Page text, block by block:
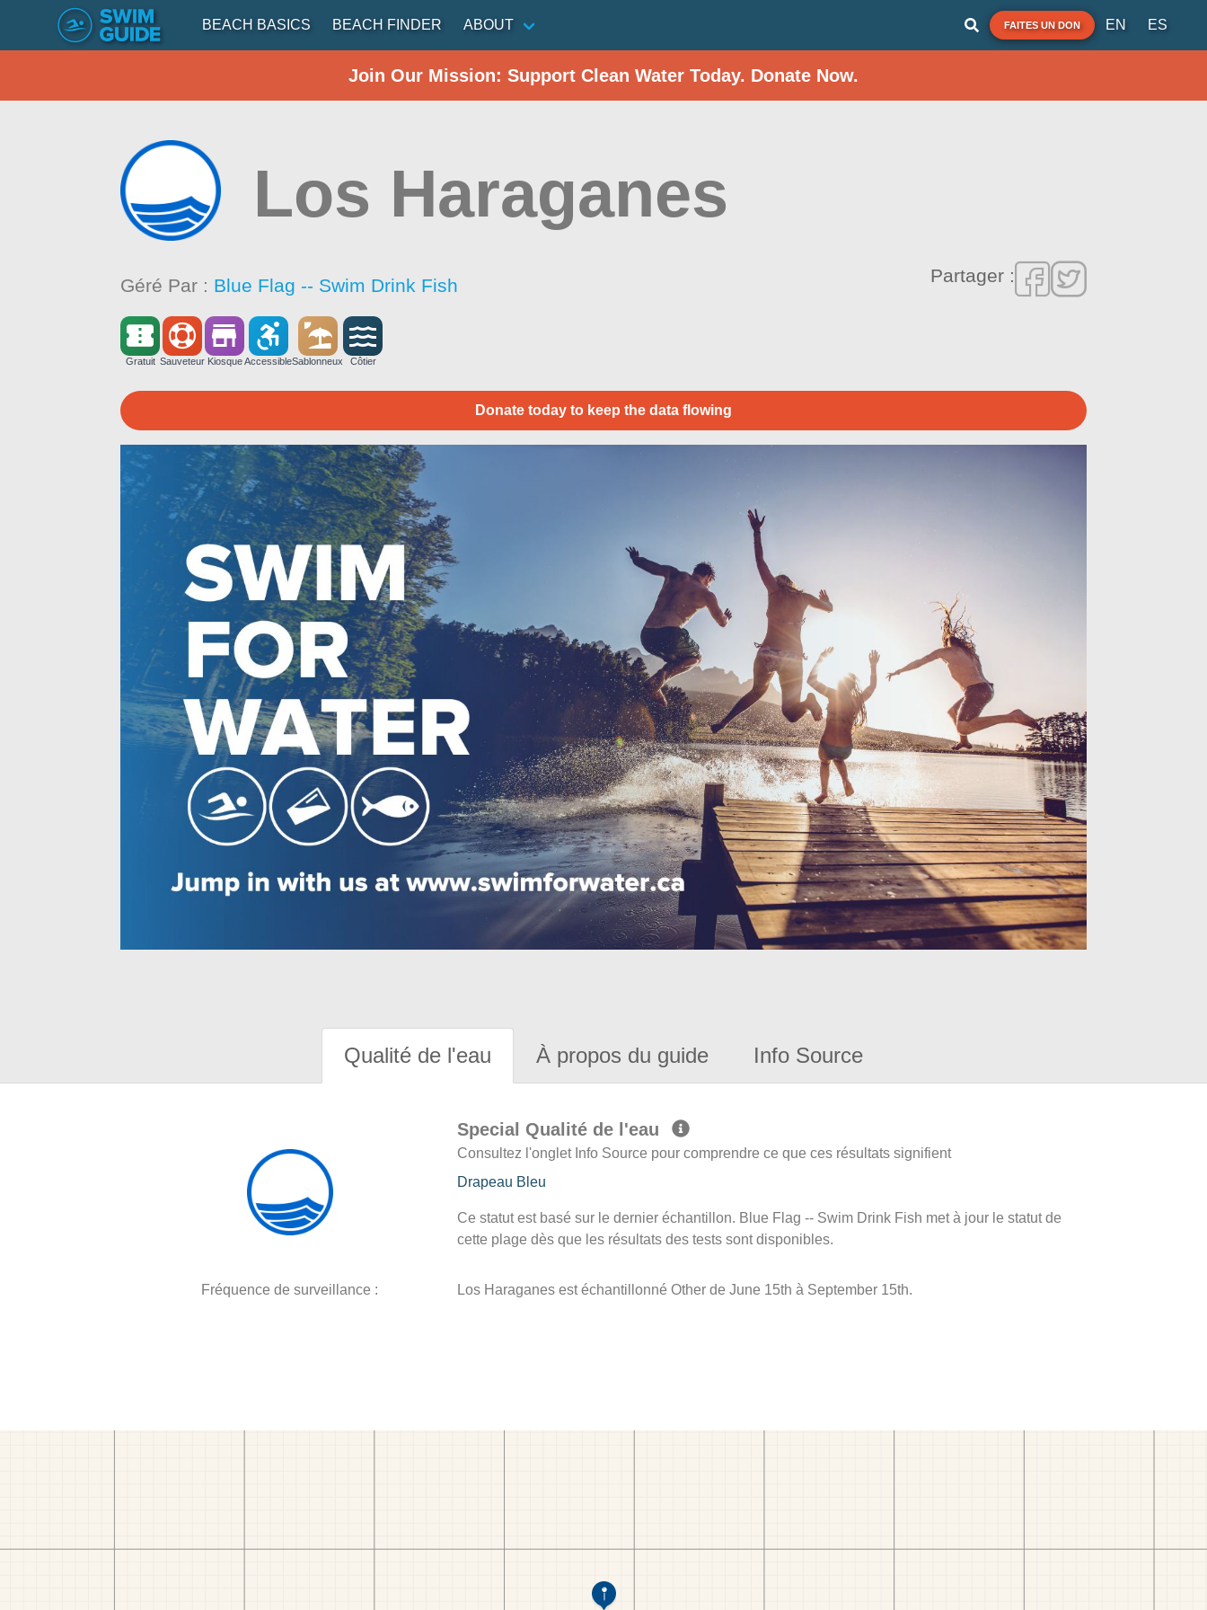
BEACH BASICS BEACH FINDER ABOUT FAITES UN DON EN ES
Join Our Mission: Support Clean Water Today. Donate Now.
Los Haraganes
Géré Par : Blue Flag -- Swim Drink Fish Partager :
Gratuit Sauveteur Kiosque AccessibleSablonneux Côtier
Donate today to keep the data flowing
Qualité de l'eau À propos du guide Info Source
Special Qualité de l'eau
Consultez l'onglet Info Source pour comprendre ce que ces résultats signifient
Drapeau Bleu
Ce statut est basé sur le dernier échantillon. Blue Flag -- Swim Drink Fish met à jour le statut de
cette plage dès que les résultats des tests sont disponibles.
Fréquence de surveillance : Los Haraganes est échantillonné Other de June 15th à September 15th.